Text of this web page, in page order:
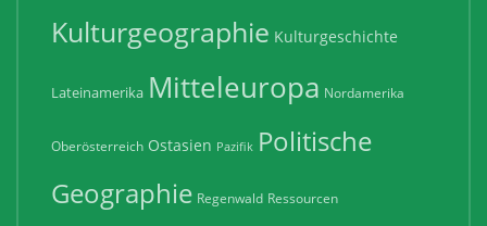
Kulturgeographie Kulturgeschichte
Lateinamerika Mitteleuropa Nordamerika
Oberösterreich Ostasien Pazifik Politische
Geographie Regenwald Ressourcen